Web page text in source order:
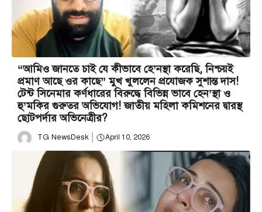
“আমিও জানতে চাই যে কীভাবে হে’নস্থা করেছি, নিশ্চয়ই
প্রমাণ আছে ওর কাছে” মুখ খুললেন প্রযোজক সুশান্ত দাস!
টেন্ট সিনেমার কর্ণধারের বিরুদ্ধে বিভিন্ন ভাবে হেন’স্থা ও
হু’মকির গুরুতর অভিযোগ! জাতীয় মহিলা কমিশনের দ্বারস্থ
ছোটপর্দার অভিনেত্রীর?
TG NewsDesk April 10, 2026